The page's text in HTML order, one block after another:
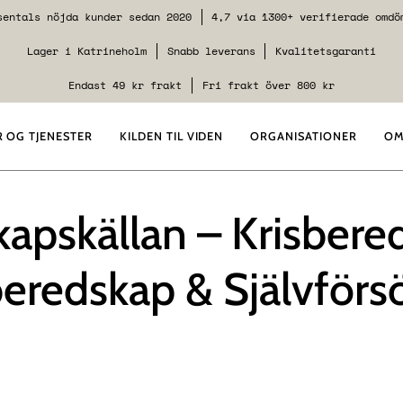
nöjda kunder sedan 2020 4,7 via 1300+ verifierade
Lager i Katrineholm Snabb leverans Kvalitetsgaranti
Endast 49 kr frakt Fri frakt över 800 kr
OG TJENESTER KILDEN TIL VIDEN ORGANISATIONER
–
&